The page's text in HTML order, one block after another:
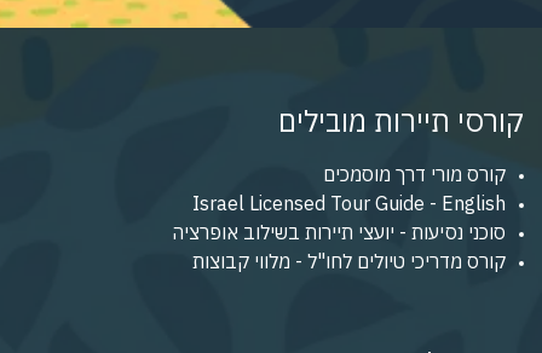
קורסי תיירות מובילים
קורס מורי דרך מוסמכים
Israel Licensed Tour Guide - English
סוכני נסיעות - יועצי תיירות בשילוב אופרציה
קורס מדריכי טיולים לחו"ל - מלווי קבוצות